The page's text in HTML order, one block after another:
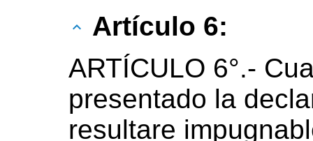
Artículo 6:
ARTÍCULO 6°.-
presentado la
resultare